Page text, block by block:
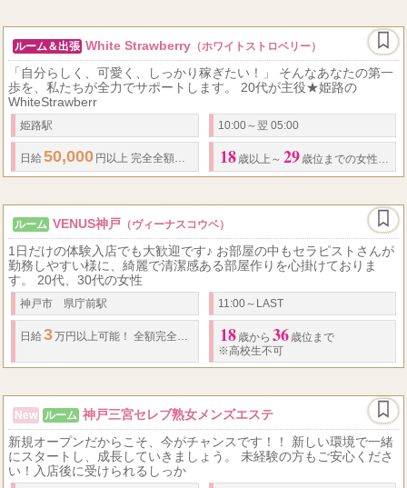
ルーム＆出張 White Strawberry （ホワイトストロベリー）
「自分らしく、可愛く、しっかり稼ぎたい！」 そんなあなたの第一
歩を、私たちが全力でサポートします。 20代が主役★姫路の
WhiteStrawberr
姫路駅 10:00～翌 05:00
日給 50,000 円以上 完全全額日払い制 ※出勤状況により金額は変わる場合もござ 18 歳以上～ 29 歳位までの女性※高校生不可
ルーム VENUS神戸 （ヴィーナスコウベ）
1日だけの体験入店でも大歓迎です♪ お部屋の中もセラピストさんが
勤務しやすい様に、綺麗で清潔感ある部屋作りを心掛けておりま
す。 20代、30代の女性
神戸市 県庁前駅 11:00～LAST
日給 3万円以上可能！ 全額完全日払い制 18 歳から 36 歳位まで
※高校生不可
New ルーム 神戸三宮セレブ熟女メンズエステ
新規オープンだからこそ、今がチャンスです！！ 新しい環境で一緒
にスタートし、成長していきましょう。 未経験の方もご安心くださ
い！入店後に受けられるしっか